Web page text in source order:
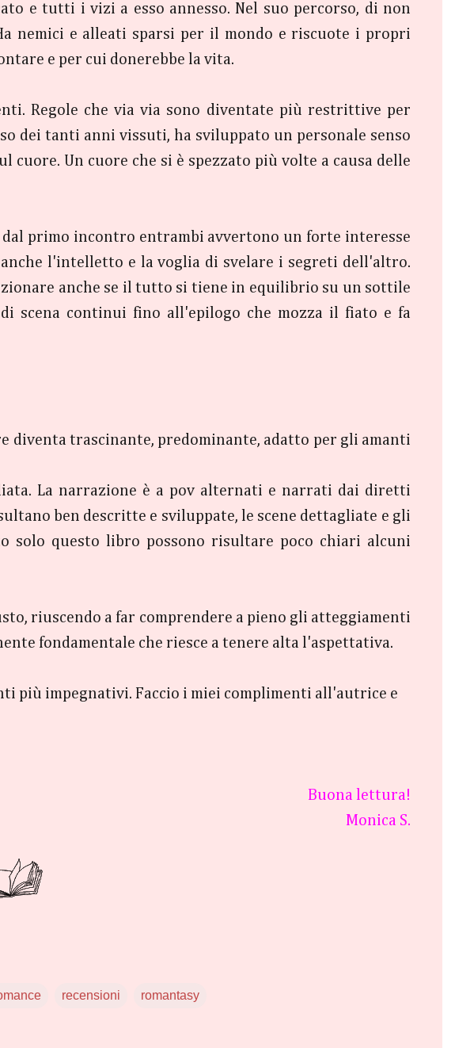
e tutti i vizi a esso annesso. Nel suo percorso, di non
nemici e alleati sparsi per il mondo e riscuote i propri
e per cui donerebbe la vita.
Regole che via via sono diventate più restrittive per
dei tanti anni vissuti, ha sviluppato un personale senso
cuore. Un cuore che si è spezzato più volte a causa delle
primo incontro entrambi avvertono un forte interesse
l'intelletto e la voglia di svelare i segreti dell'altro.
anche se il tutto si tiene in equilibrio su un sottile
scena continui fino all'epilogo che mozza il fiato e fa
diventa trascinante, predominante, adatto per gli amanti
La narrazione è a pov alternati e narrati dai diretti
ben descritte e sviluppate, le scene dettagliate e gli
solo questo libro possono risultare poco chiari alcuni
riuscendo a far comprendere a pieno gli atteggiamenti
fondamentale che riesce a tenere alta l'aspettativa.
più impegnativi. Faccio i miei complimenti all'autrice e
Buona lettura!
Monica S.
recensioni romantasy